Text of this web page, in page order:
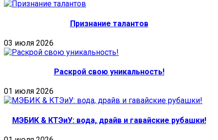
Признание талантов
03 июля 2026
Раскрой свою уникальность!
01 июля 2026
МЭБИК & КТЭиУ: вода, драйв и гавайские рубашки!